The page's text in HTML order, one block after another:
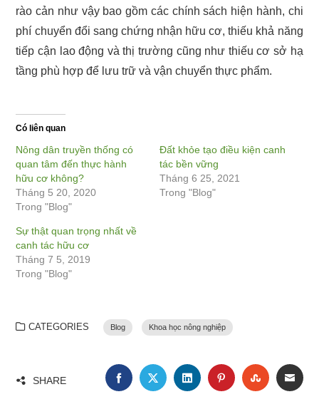
rào cản như vậy bao gồm các chính sách hiện hành, chi
phí chuyển đổi sang chứng nhận hữu cơ, thiếu khả năng
tiếp cận lao động và thị trường cũng như thiếu cơ sở hạ
tầng phù hợp để lưu trữ và vận chuyển thực phẩm.
Có liên quan
Nông dân truyền thống có
quan tâm đến thực hành
hữu cơ không?
Tháng 5 20, 2020
Trong "Blog"
Đất khỏe tạo điều kiện canh
tác bền vững
Tháng 6 25, 2021
Trong "Blog"
Sự thật quan trọng nhất về
canh tác hữu cơ
Tháng 7 5, 2019
Trong "Blog"
CATEGORIES Blog Khoa học nông nghiệp
SHARE FACEBOOKTWITTERLINKEDINPINTEREST